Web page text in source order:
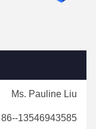
Ms. Pauline Liu
86--13546943585